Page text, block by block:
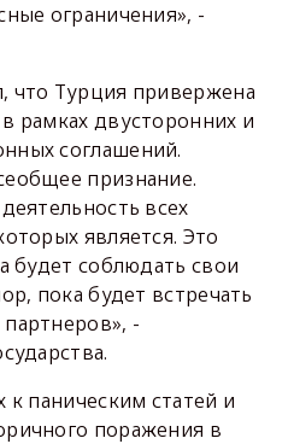
ограничения», -
что Турция привержена
рамках двусторонних и
соглашений.
признание.
всех
является. Это
будет соблюдать свои
пока будет встречать
-
к паническим статей и
поражения в